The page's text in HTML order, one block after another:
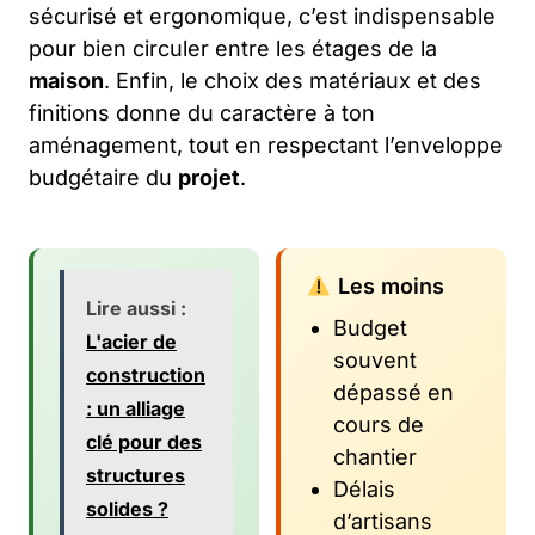
sécurisé et ergonomique, c’est indispensable
pour bien circuler entre les étages de la
maison. Enfin, le choix des matériaux et des
finitions donne du caractère à ton
aménagement, tout en respectant l’enveloppe
budgétaire du projet.
Lire aussi :
L'acier de
construction
: un alliage
clé pour des
structures
solides ?
Les moins
Budget
souvent
dépassé en
cours de
chantier
Délais
d’artisans